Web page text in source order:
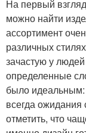
На первый
можно найти
ассортимент
различных
зачастую у
определенные
было идеальным:
всегда
отметить, что